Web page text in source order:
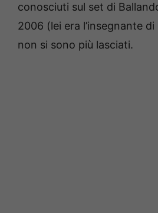
conosciuti sul set di
2006 (lei era l’insegnante
non si sono più lasciati.